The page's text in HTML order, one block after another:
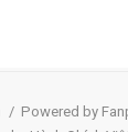
/ Powered by